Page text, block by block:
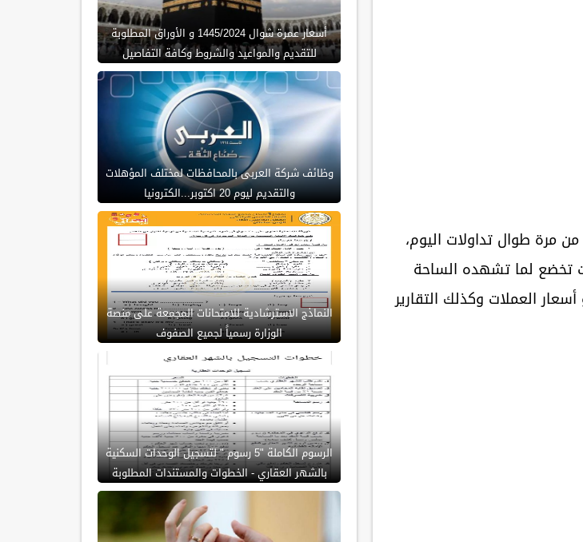
مرة طوال تداولات اليوم،
تخضع لما تشهده الساحة
العملات وكذلك التقارير
أسعار عمرة شوال 1445/2024 و الأوراق المطلوبة
للتقديم والمواعيد والشروط وكافة التفاصيل
وظائف شركة العربى بالمحافظات لمختلف المؤهلات
والتقديم ليوم 20 اكتوبر...الكترونيا
النماذج الاسترشادية للامتحانات المجمعة على منصة
الوزارة رسمياً لجميع الصفوف
الرسوم الكاملة "5 رسوم " لتسجيل الوحدات السكنية
بالشهر العقاري - الخطوات والمستندات المطلوبة